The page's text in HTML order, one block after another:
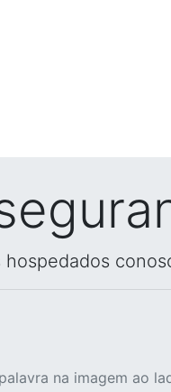
na imagem ao